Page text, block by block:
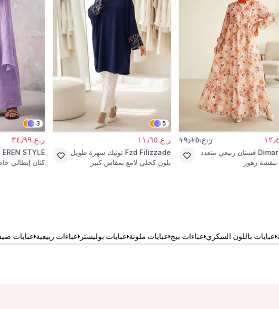
ر.ع.١٩٫١٥
فستان ربيعي متعدد
بنقشة زهور
5
ر.ع.١١٫٦٥
Fzd Filizzade تونيك سهرة طويل
بلون كحلي لامع بمقاس كبير
3
ر.ع.٣٤٫٩٩
EREN STYLE
كتان إيطالي
عبايات باللون السكري عباءات بيج عبايات ملونة عبايات بوليستر عباءات ربيعية عبايات